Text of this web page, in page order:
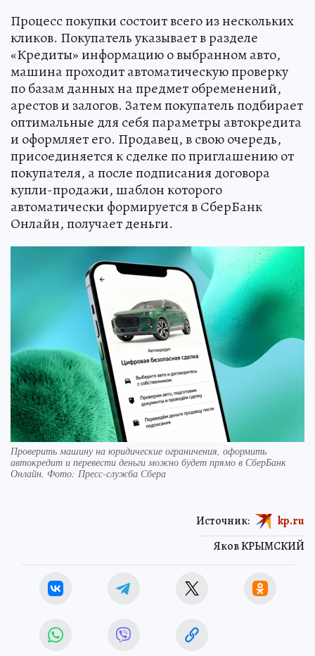
Процесс покупки состоит всего из нескольких
кликов. Покупатель указывает в разделе
«Кредиты» информацию о выбранном авто,
машина проходит автоматическую проверку
по базам данных на предмет обременений,
арестов и залогов. Затем покупатель подбирает
оптимальные для себя параметры автокредита
и оформляет его. Продавец, в свою очередь,
присоединяется к сделке по приглашению от
покупателя, а после подписания договора
купли-продажи, шаблон которого
автоматически формируется в СберБанк
Онлайн, получает деньги.
Проверить машину на юридические ограничения, оформить
автокредит и перевести деньги можно будет прямо в СберБанк
Онлайн. Фото: Пресс-служба Сбера
Яков КРЫМСКИЙ
Источник: kp.ru